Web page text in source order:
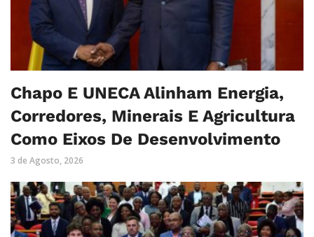
Chapo E UNECA Alinham Energia,
Corredores, Minerais E Agricultura
Como Eixos De Desenvolvimento
3 de Agosto, 2026